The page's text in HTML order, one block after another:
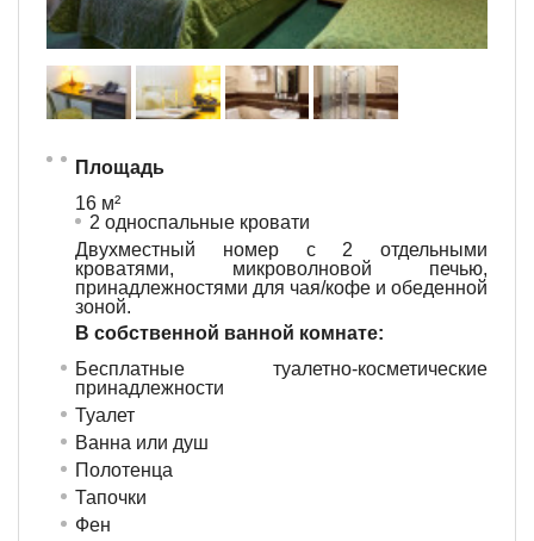
Площадь
16 м²
2 односпальные кровати
Двухместный номер с 2 отдельными
кроватями, микроволновой печью,
принадлежностями для чая/кофе и обеденной
зоной.
В собственной ванной комнате:
Бесплатные туалетно-косметические
принадлежности
Туалет
Ванна или душ
Полотенца
Тапочки
Фен